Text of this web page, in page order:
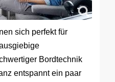
sich perfekt für
Bordtechnik
entspannt ein paar